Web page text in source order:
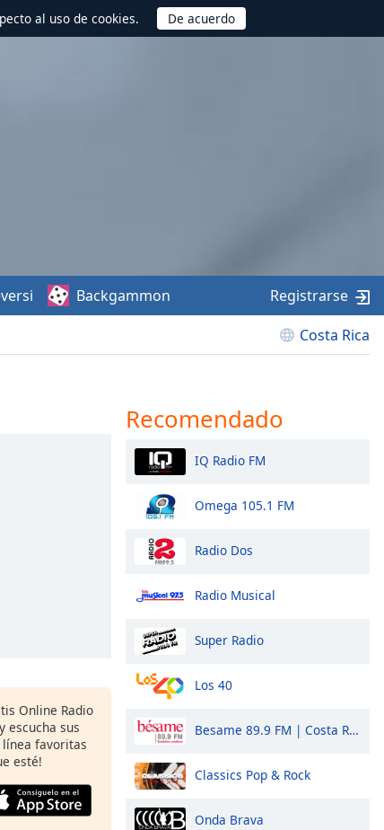
al uso de cookies.
Costa Rica
Backgammon Registrarse
Online Radio
escucha sus
favoritas
esté!
Recomendado
IQ Radio FM
Omega 105.1 FM
Radio Dos
Radio Musical
Super Radio
Los 40
Besame 89.9 FM | Costa Rica
Classics Pop & Rock
Onda Brava